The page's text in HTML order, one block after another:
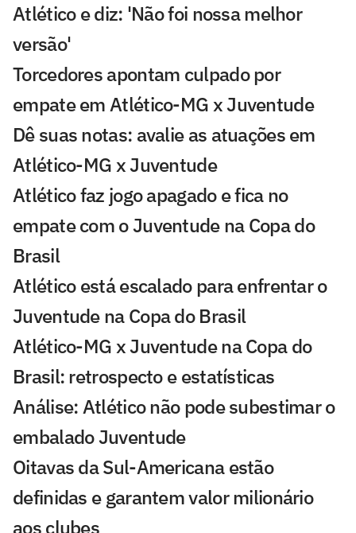
Atlético e diz: 'Não foi nossa melhor
versão'
Torcedores apontam culpado por
empate em Atlético-MG x Juventude
Dê suas notas: avalie as atuações em
Atlético-MG x Juventude
Atlético faz jogo apagado e fica no
empate com o Juventude na Copa do
Brasil
Atlético está escalado para enfrentar o
Juventude na Copa do Brasil
Atlético-MG x Juventude na Copa do
Brasil: retrospecto e estatísticas
Análise: Atlético não pode subestimar o
embalado Juventude
Oitavas da Sul-Americana estão
definidas e garantem valor milionário
aos clubes